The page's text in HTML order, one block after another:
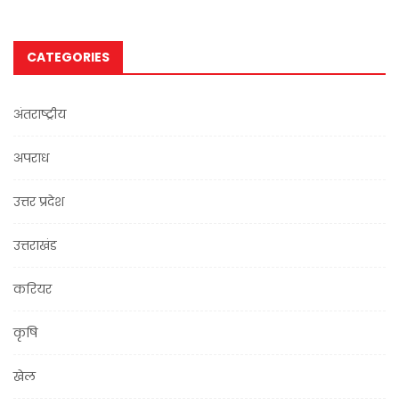
CATEGORIES
अंतराष्ट्रीय
अपराध
उत्तर प्रदेश
उत्तराखंड
करियर
कृषि
खेल